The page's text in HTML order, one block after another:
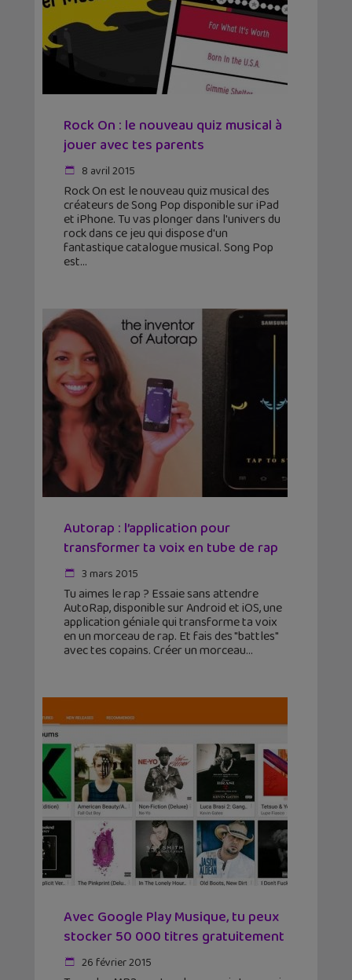
Rock On : le nouveau quiz musical à
jouer avec tes parents
8 avril 2015
Rock On est le nouveau quiz musical des
créateurs de Song Pop disponible sur iPad
et iPhone. Tu vas plonger dans l'univers du
rock dans ce jeu qui dispose d'un
fantastique catalogue musical. Song Pop
est
Autorap : l’application pour
transformer ta voix en tube de rap
3 mars 2015
Tu aimes le rap ? Essaie sans attendre
AutoRap, disponible sur Android et iOS, une
application géniale qui transforme ta voix
en un morceau de rap. Et fais des "battles"
avec tes copains. Créer un morceau
Avec Google Play Musique, tu peux
stocker 50 000 titres gratuitement
26 février 2015